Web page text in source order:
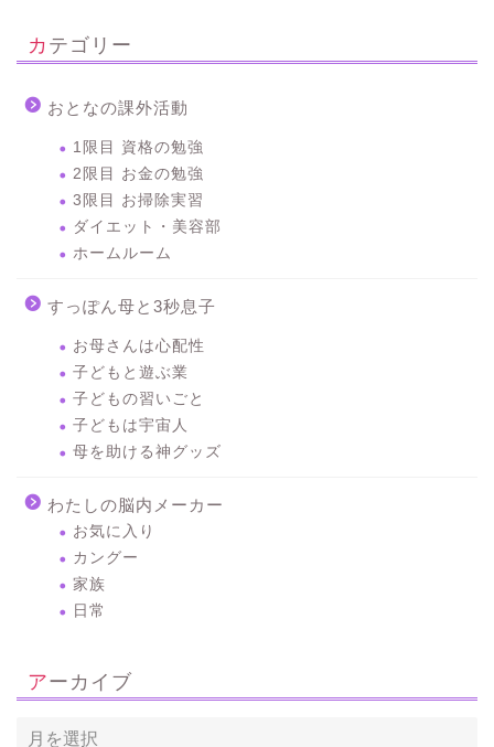
カテゴリー
おとなの課外活動
1限目 資格の勉強
2限目 お金の勉強
3限目 お掃除実習
ダイエット・美容部
ホームルーム
すっぽん母と3秒息子
お母さんは心配性
子どもと遊ぶ業
子どもの習いごと
子どもは宇宙人
母を助ける神グッズ
わたしの脳内メーカー
お気に入り
カングー
家族
日常
アーカイブ